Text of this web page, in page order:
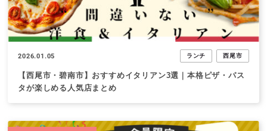
2026.01.05 ランチ 西尾市
【西尾市・碧南市】おすすめイタリアン3選｜本格ピザ・パス
タが楽しめる人気店まとめ